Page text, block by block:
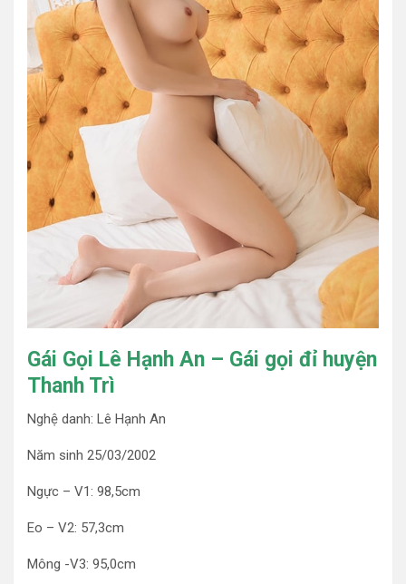
Gái Gọi Lê Hạnh An – Gái gọi đỉ huyện
Thanh Trì
Nghệ danh: Lê Hạnh An
Năm sinh 25/03/2002
Ngực – V1: 98,5cm
Eo – V2: 57,3cm
Mông -V3: 95,0cm